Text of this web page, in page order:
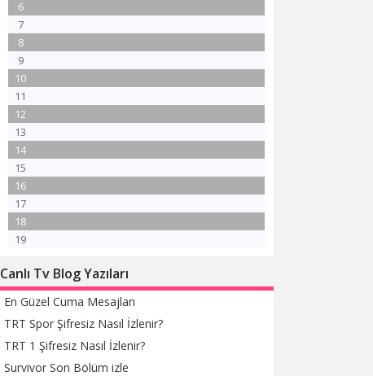
6
7
8
9
10
11
12
13
14
15
16
17
18
19
Canlı Tv Blog Yazıları
En Güzel Cuma Mesajları
TRT Spor Şifresiz Nasıl İzlenir?
TRT 1 Şifresiz Nasıl İzlenir?
Survivor Son Bölüm izle